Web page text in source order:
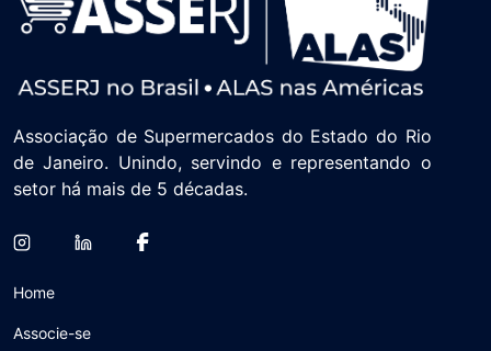
Associação de Supermercados do Estado do Rio
de Janeiro. Unindo, servindo e representando o
setor há mais de 5 décadas.
Home
Associe-se